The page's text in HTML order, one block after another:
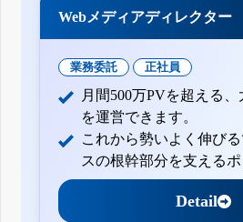
Webメディアディレクター
業務委託 正社員
月間500万PVを超える
を運営できます。
これから勢いよく伸び
スの根幹部分を支えるポ
Detail